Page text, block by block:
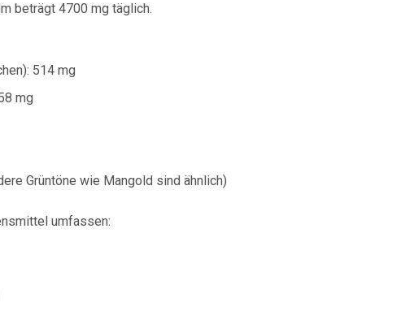
beträgt 4700 mg täglich.
514 mg
mg
Grüntöne wie Mangold sind ähnlich)
umfassen: